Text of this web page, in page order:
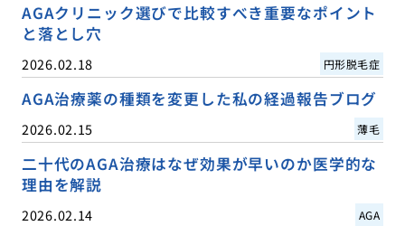
AGAクリニック選びで比較すべき重要なポイント
と落とし穴
2026.02.18 円形脱毛症
AGA治療薬の種類を変更した私の経過報告ブログ
2026.02.15 薄毛
二十代のAGA治療はなぜ効果が早いのか医学的な
理由を解説
2026.02.14 AGA